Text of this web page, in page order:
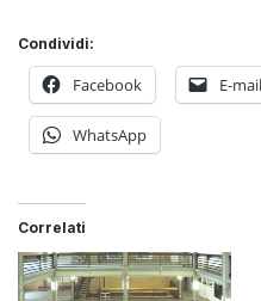
Condividi:
Facebook E-mail
WhatsApp
Correlati